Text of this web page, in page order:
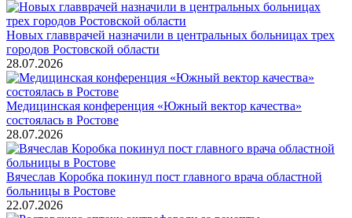
Новых главврачей назначили в центральных больницах трех
городов Ростовской области
28.07.2026
Медицинская конференция «Южный вектор качества»
состоялась в Ростове
28.07.2026
Вячеслав Коробка покинул пост главного врача областной
больницы в Ростове
22.07.2026